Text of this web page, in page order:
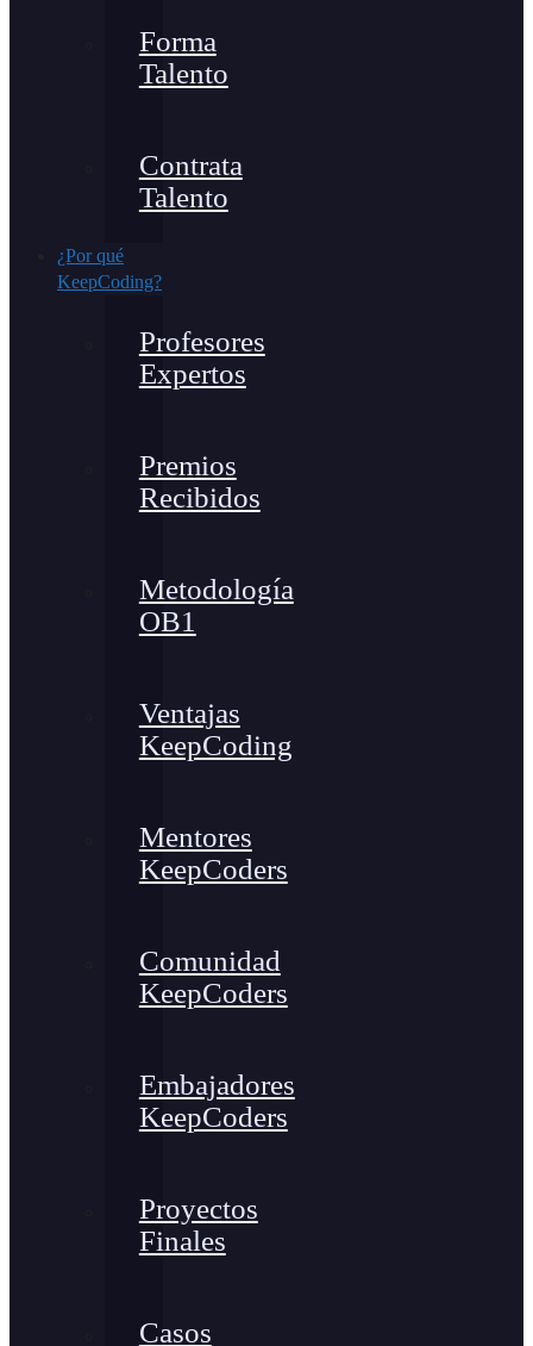
Forma
Talento
Contrata
Talento
¿Por qué
KeepCoding?
Profesores
Expertos
Premios
Recibidos
Metodología
OB1
Ventajas
KeepCoding
Mentores
KeepCoders
Comunidad
KeepCoders
Embajadores
KeepCoders
Proyectos
Finales
Casos